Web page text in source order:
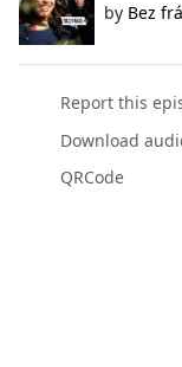
by Bez
Report this
Download
QRCode